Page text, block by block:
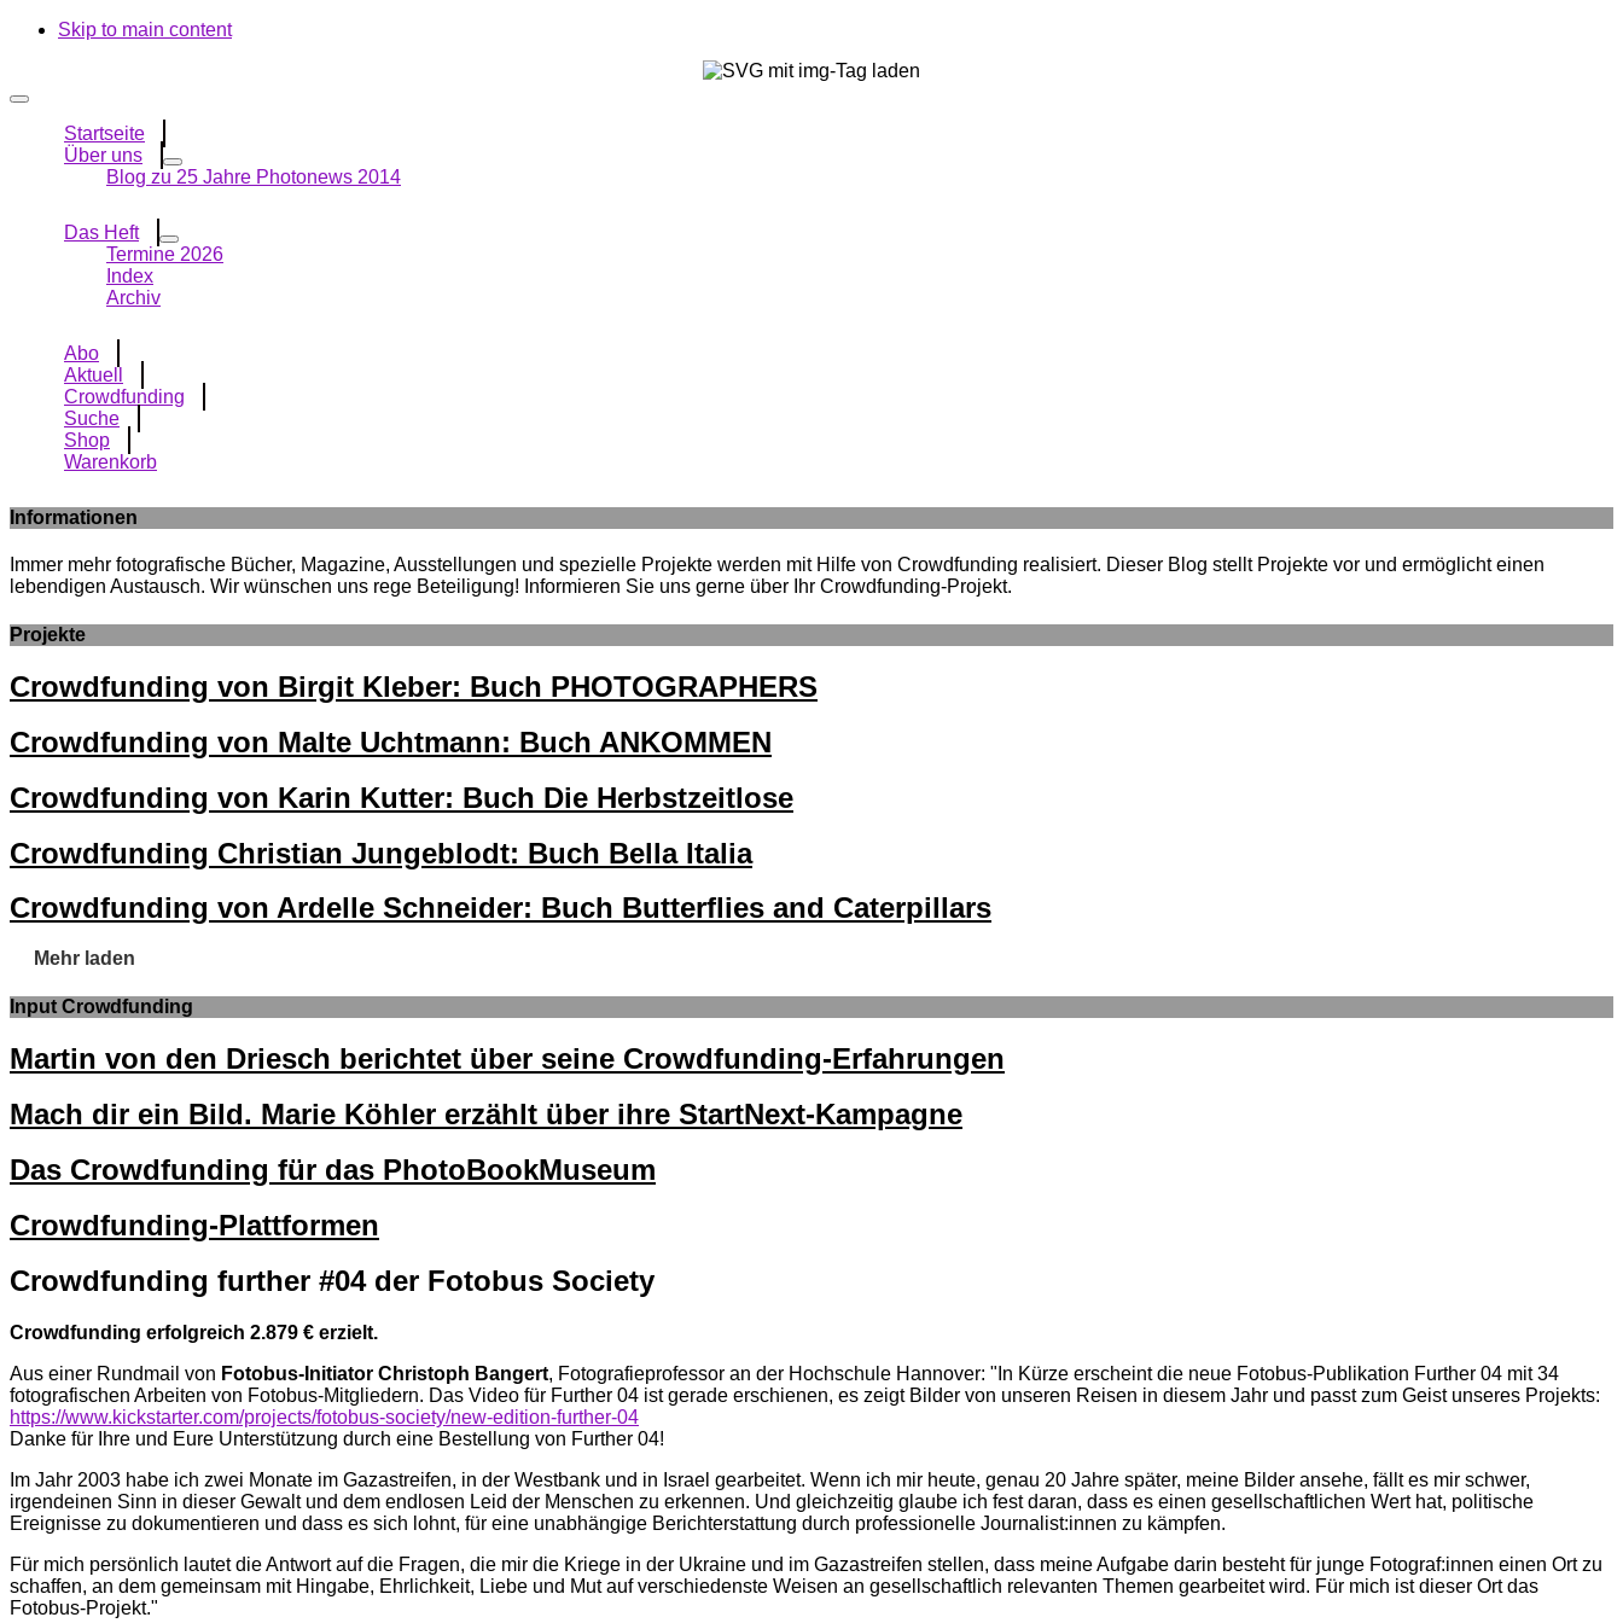
Skip to main content
Startseite
Über uns
Blog zu 25 Jahre Photonews 2014
Das Heft
Termine 2026
Index
Archiv
Abo
Aktuell
Crowdfunding
Suche
Shop
Warenkorb
Informationen
Immer mehr fotografische Bücher, Magazine, Ausstellungen und spezielle Projekte werden mit Hilfe von Crowdfunding realisiert. Dieser Blog stellt Projekte vor und ermöglicht einen
lebendigen Austausch. Wir wünschen uns rege Beteiligung! Informieren Sie uns gerne über Ihr Crowdfunding-Projekt.
Projekte
Crowdfunding von Birgit Kleber: Buch PHOTOGRAPHERS
Crowdfunding von Malte Uchtmann: Buch ANKOMMEN
Crowdfunding von Karin Kutter: Buch Die Herbstzeitlose
Crowdfunding Christian Jungeblodt: Buch Bella Italia
Crowdfunding von Ardelle Schneider: Buch Butterflies and Caterpillars
Mehr laden
Input Crowdfunding
Martin von den Driesch berichtet über seine Crowdfunding-Erfahrungen
Mach dir ein Bild. Marie Köhler erzählt über ihre StartNext-Kampagne
Das Crowdfunding für das PhotoBookMuseum
Crowdfunding-Plattformen
Crowdfunding further #04 der Fotobus Society
Crowdfunding erfolgreich 2.879 € erzielt.
Aus einer Rundmail von Fotobus-Initiator Christoph Bangert, Fotografieprofessor an der Hochschule Hannover: "In Kürze erscheint die neue Fotobus-Publikation Further 04 mit 34
fotografischen Arbeiten von Fotobus-Mitgliedern. Das Video für Further 04 ist gerade erschienen, es zeigt Bilder von unseren Reisen in diesem Jahr und passt zum Geist unseres Projekts:
https://www.kickstarter.com/projects/fotobus-society/new-edition-further-04
Danke für Ihre und Eure Unterstützung durch eine Bestellung von Further 04!
Im Jahr 2003 habe ich zwei Monate im Gazastreifen, in der Westbank und in Israel gearbeitet. Wenn ich mir heute, genau 20 Jahre später, meine Bilder ansehe, fällt es mir schwer,
irgendeinen Sinn in dieser Gewalt und dem endlosen Leid der Menschen zu erkennen. Und gleichzeitig glaube ich fest daran, dass es einen gesellschaftlichen Wert hat, politische
Ereignisse zu dokumentieren und dass es sich lohnt, für eine unabhängige Berichterstattung durch professionelle Journalist:innen zu kämpfen.
Für mich persönlich lautet die Antwort auf die Fragen, die mir die Kriege in der Ukraine und im Gazastreifen stellen, dass meine Aufgabe darin besteht für junge Fotograf:innen einen Ort zu
schaffen, an dem gemeinsam mit Hingabe, Ehrlichkeit, Liebe und Mut auf verschiedenste Weisen an gesellschaftlich relevanten Themen gearbeitet wird. Für mich ist dieser Ort das
Fotobus-Projekt."